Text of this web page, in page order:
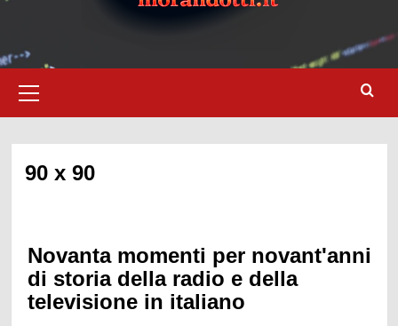
principale
90 x 90
Novanta momenti per novant'anni
di storia della radio e della
televisione in italiano